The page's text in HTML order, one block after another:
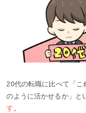
20代の転職に比べて「こ
のように活かせるか」と
す。